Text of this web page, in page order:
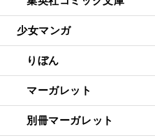
少女マンガ
りぼん
マーガレット
別冊マーガレット